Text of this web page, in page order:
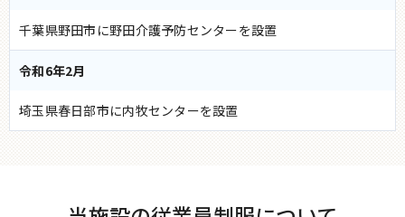
千葉県野田市に野田介護予防センターを設置
令和6年2月
埼玉県春日部市に内牧センターを設置